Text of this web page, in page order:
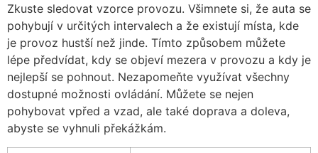
Zkuste sledovat vzorce provozu. Všimnete si, že auta se
pohybují v určitých intervalech a že existují místa, kde
je provoz hustší než jinde. Tímto způsobem můžete
lépe předvídat, kdy se objeví mezera v provozu a kdy je
nejlepší se pohnout. Nezapomeňte využívat všechny
dostupné možnosti ovládání. Můžete se nejen
pohybovat vpřed a vzad, ale také doprava a doleva,
abyste se vyhnuli překážkám.